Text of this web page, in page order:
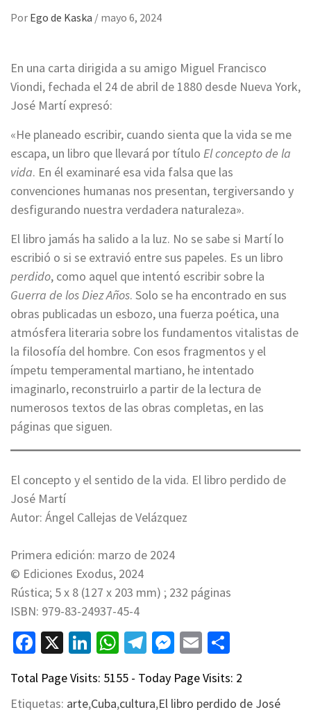
Por Ego de Kaska / mayo 6, 2024
En una carta dirigida a su amigo Miguel Francisco
Viondi, fechada el 24 de abril de 1880 desde Nueva York,
José Martí expresó:
«He planeado escribir, cuando sienta que la vida se me
escapa, un libro que llevará por título El concepto de la
vida. En él examinaré esa vida falsa que las
convenciones humanas nos presentan, tergiversando y
desfigurando nuestra verdadera naturaleza».
El libro jamás ha salido a la luz. No se sabe si Martí lo
escribió o si se extravió entre sus papeles. Es un libro
perdido, como aquel que intentó escribir sobre la
Guerra de los Diez Años. Solo se ha encontrado en sus
obras publicadas un esbozo, una fuerza poética, una
atmósfera literaria sobre los fundamentos vitalistas de
la filosofía del hombre. Con esos fragmentos y el
ímpetu temperamental martiano, he intentado
imaginarlo, reconstruirlo a partir de la lectura de
numerosos textos de las obras completas, en las
páginas que siguen.
El concepto y el sentido de la vida. El libro perdido de
José Martí
Autor: Ángel Callejas de Velázquez
Primera edición: marzo de 2024
© Ediciones Exodus, 2024
Rústica; 5 x 8 (127 x 203 mm) ; 232 páginas
ISBN: 979-83-24937-45-4
Facebook
X LinkedIn
WhatsApp
Telegram
Messenger
Email
Total Page Visits: 5155 - Today Page Visits: 2
Etiquetas: arte,Cuba,cultura,El libro perdido de José